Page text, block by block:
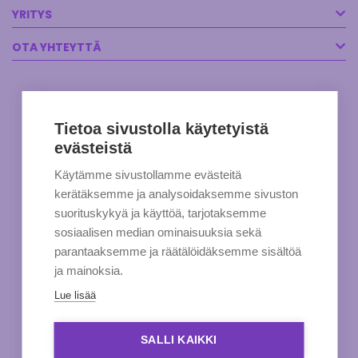
YRITYS
OTA YHTEYTTÄ
Tietoa sivustolla käytetyistä
evästeistä
Käytämme sivustollamme evästeitä
kerätäksemme ja analysoidaksemme sivuston
suorituskykyä ja käyttöä, tarjotaksemme
sosiaalisen median ominaisuuksia sekä
parantaaksemme ja räätälöidäksemme sisältöä
ja mainoksia.
Lue lisää
SALLI KAIKKI